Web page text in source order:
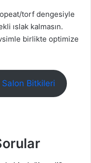
torf dengesiyle
ıslak kalmasın.
birlikte optimize
Bitkileri